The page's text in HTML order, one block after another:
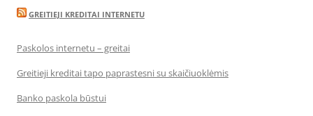
GREITIEJI KREDITAI INTERNETU
Paskolos internetu – greitai
Greitieji kreditai tapo paprastesni su skaičiuoklėmis
Banko paskola būstui